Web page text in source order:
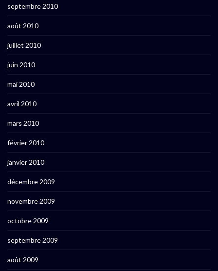
septembre 2010
août 2010
juillet 2010
juin 2010
mai 2010
avril 2010
mars 2010
février 2010
janvier 2010
décembre 2009
novembre 2009
octobre 2009
septembre 2009
août 2009